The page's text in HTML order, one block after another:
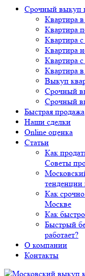
Срочный выкуп
Квартира
Квартира
Квартира
Квартира
Квартира
Квартира в
Выкуп
Срочный
Срочный
Быстрая продажа
Наши сделки
Online оценка
Статьи
Как
Советы
тенденции
Как
Москве
Как
Быстрый
работает?
О компании
Контакты